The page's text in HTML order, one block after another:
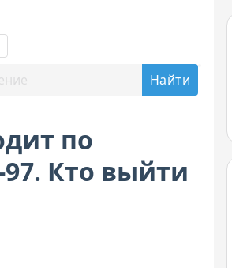
по
Кто выйти